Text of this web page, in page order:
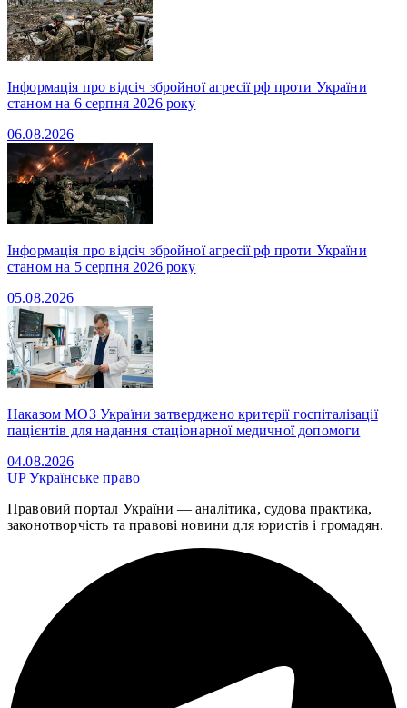
Інформація про відсіч збройної агресії рф проти України
станом на 6 серпня 2026 року
06.08.2026
Інформація про відсіч збройної агресії рф проти України
станом на 5 серпня 2026 року
05.08.2026
Наказом МОЗ України затверджено критерії госпіталізації
пацієнтів для надання стаціонарної медичної допомоги
04.08.2026
UPУкраїнське право
Правовий портал України — аналітика, судова практика,
законотворчість та правові новини для юристів і громадян.